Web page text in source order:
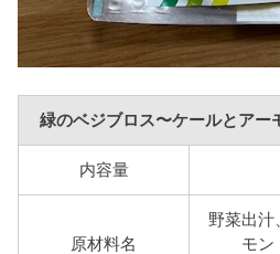
緑のベジブロス〜ケールとアー
内容量
原材料名
野菜出汁
モン